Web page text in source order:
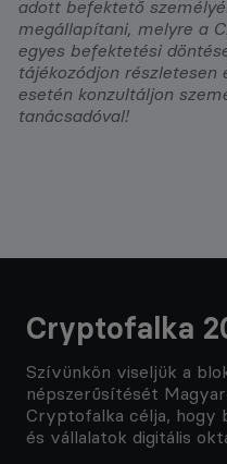
adott befektető
megállapítani, melyre a
egyes befektetési
tájékozódjon
esetén konzultáljon
tanácsadóval!
Cryptofalka
Szívünkön viseljük a
népszerűsítését
Cryptofalka célja, hogy
és vállalatok digitális